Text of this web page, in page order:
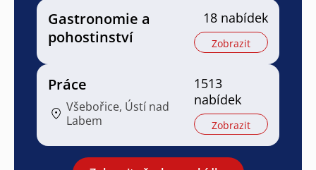
Gastronomie a
pohostinství
18 nabídek
Zobrazit
Práce
Všebořice, Ústí nad
Labem
1513
nabídek
Zobrazit